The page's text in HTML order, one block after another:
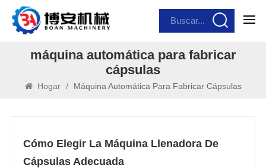
máquina automática para fabricar
cápsulas
Hogar / Máquina Automática Para Fabricar Cápsulas
Cómo Elegir La Máquina Llenadora De
Cápsulas Adecuada